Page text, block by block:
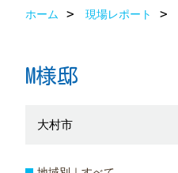
ホーム 現場レポート
M様邸
大村市